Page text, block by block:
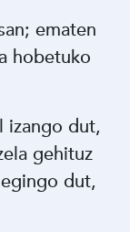
ematen
hobetuko
izango dut,
gehituz
dut,